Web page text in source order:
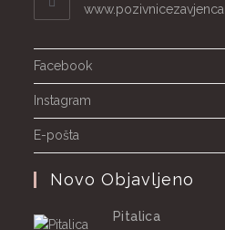
Facebook
Instagram
E-pošta
Novo Objavljeno
Pitalica